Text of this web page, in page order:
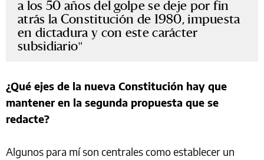
a los 50 años del golpe se deje por fin
atrás la Constitución de 1980, impuesta
en dictadura y con este carácter
subsidiario
¿Qué ejes de la nueva Constitución hay que
mantener en la segunda propuesta que se
redacte?
Algunos para mí son centrales como establecer un